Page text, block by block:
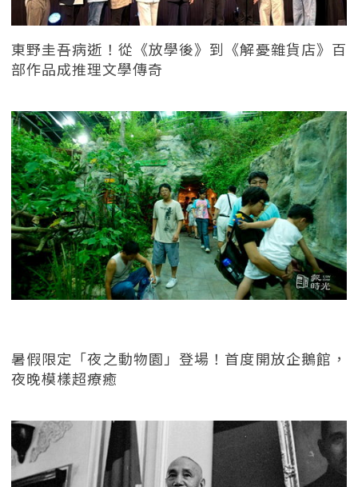
東野圭吾病逝！從《放學後》到《解憂雜貨店》百
部作品成推理文學傳奇
暑假限定「夜之動物園」登場！首度開放企鵝館，
夜晚模樣超療癒